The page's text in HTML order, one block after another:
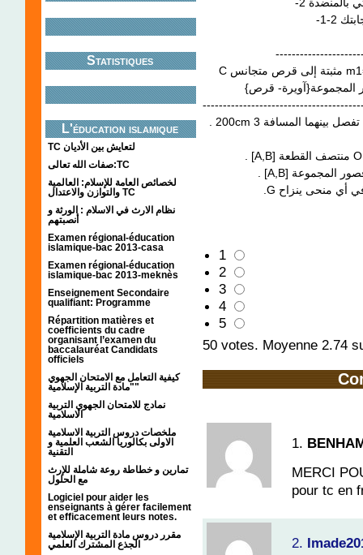
Statistiques
L'éducation islamique
TC لتعايش بين الأديان
صفات الله تعالى:TC
لخصائص العامة للإسلام: العالمية
والتوازن والاعتدال TC
نظام الارث في الاسلام : الورثة و
أنصبتهم
Examen régional-éducation
islamique-bac 2013-casa
Examen régional-éducation
islamique-bac 2013-meknès
Enseignement Secondaire
qualifiant: Programme
Répartition matières et
coefficients du cadre
organisant l’examen du
baccalauréat Candidats
officiels
كيفية التعامل مع الامتحان الجهوي
"مادة التربية الإسلامية"
نمادج للامتحان الجهوي التربية
الاسلامية
ملخصات دروس التربية الاسلامية
الاولى بكالوريا الشعب العلمية و
التقنية
تمارين و خطاطة روعة شاملة للإرث
مع الحلول
Logiciel pour aider les
enseignants à gérer facilement
et efficacement leurs notes.
مقرر دروس مادة التربية الإسلامية
الجذع المشترك العلمي
. 200cm 3 تفصل بينهما المسافة m و m آتلتاهما على التوالي B و A تمرين- 7 : جسمان
1
2
3
4
5
50 votes. Moyenne 2.74
1.
MERCI
pour tc en
2.